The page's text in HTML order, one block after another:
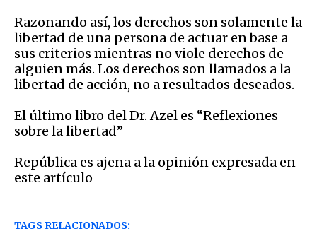
Razonando así, los derechos son solamente la
libertad de una persona de actuar en base a
sus criterios mientras no viole derechos de
alguien más. Los derechos son llamados a la
libertad de acción, no aresultados deseados.
El último libro del Dr. Azel es “Reflexiones
sobre la libertad”
República es ajena a la opinión expresada en
este artículo
TAGS RELACIONADOS: